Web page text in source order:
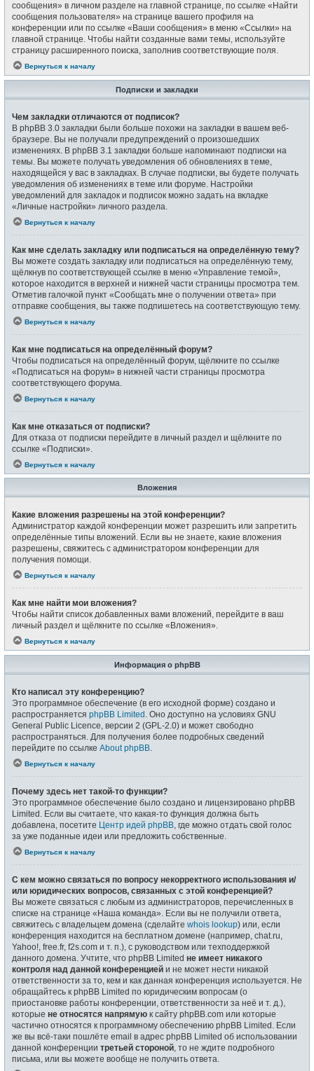
сообщения» в личном разделе на главной странице, по ссылке «Найти
сообщения пользователя» на странице вашего профиля на
конференции или по ссылке «Ваши сообщения» в меню «Ссылки» на
главной странице. Чтобы найти созданные вами темы, используйте
страницу расширенного поиска, заполнив соответствующие поля.
Вернуться к началу
Подписки и закладки
Чем закладки отличаются от подписок?
В phpBB 3.0 закладки были больше похожи на закладки в вашем веб-
браузере. Вы не получали предупреждений о произошедших
изменениях. В phpBB 3.1 закладки больше напоминают подписки на
темы. Вы можете получать уведомления об обновлениях в теме,
находящейся у вас в закладках. В случае подписки, вы будете получать
уведомления об изменениях в теме или форуме. Настройки
уведомлений для закладок и подписок можно задать на вкладке
«Личные настройки» личного раздела.
Вернуться к началу
Как мне сделать закладку или подписаться на определённую тему?
Вы можете создать закладку или подписаться на определённую тему,
щёлкнув по соответствующей ссылке в меню «Управление темой»,
которое находится в верхней и нижней части страницы просмотра тем.
Отметив галочкой пункт «Сообщать мне о получении ответа» при
отправке сообщения, вы также подпишетесь на соответствующую тему.
Вернуться к началу
Как мне подписаться на определённый форум?
Чтобы подписаться на определённый форум, щёлкните по ссылке
«Подписаться на форум» в нижней части страницы просмотра
соответствующего форума.
Вернуться к началу
Как мне отказаться от подписки?
Для отказа от подписки перейдите в личный раздел и щёлкните по
ссылке «Подписки».
Вернуться к началу
Вложения
Какие вложения разрешены на этой конференции?
Администратор каждой конференции может разрешить или запретить
определённые типы вложений. Если вы не знаете, какие вложения
разрешены, свяжитесь с администратором конференции для
получения помощи.
Вернуться к началу
Как мне найти мои вложения?
Чтобы найти список добавленных вами вложений, перейдите в ваш
личный раздел и щёлкните по ссылке «Вложения».
Вернуться к началу
Информация о phpBB
Кто написал эту конференцию?
Это программное обеспечение (в его исходной форме) создано и
распространяется phpBB Limited . Оно доступно на условиях GNU
General Public Licence, версии 2 (GPL-2.0) и может свободно
распространяться. Для получения более подробных сведений
перейдите по ссылке About phpBB
Вернуться к началу
Почему здесь нет такой-то функции?
Это программное обеспечение было создано и лицензировано phpBB
Limited. Если вы считаете, что какая-то функция должна быть
добавлена, посетите Центр идей phpBB , где можно отдать свой голос
за уже поданные идеи или предложить собственные.
Вернуться к началу
С кем можно связаться по вопросу некорректного использования и/
или юридических вопросов, связанных с этой конференцией?
Вы можете связаться с любым из администраторов, перечисленных в
списке на странице «Наша команда». Если вы не получили ответа,
свяжитесь с владельцем домена (сделайте whois lookup) или, если
конференция находится на бесплатном домене (например, chat.ru,
Yahoo!, free.fr, f2s.com и т. п.), с руководством или техподдержкой
данного домена. Учтите, что phpBB Limited не имеет никакого
контроля над данной конференцией и не может нести никакой
ответственности за то, кем и как данная конференция используется. Не
обращайтесь к phpBB Limited по юридическим вопросам (о
приостановке работы конференции, ответственности за неё и т. д.),
которые не относятся напрямую к сайту phpBB.com или которые
частично относятся к программному обеспечению phpBB Limited. Если
же вы всё-таки пошлёте email в адрес phpBB Limited об использовании
данной конференции третьей стороной , то не ждите подробного
письма, или вы можете вообще не получить ответа.